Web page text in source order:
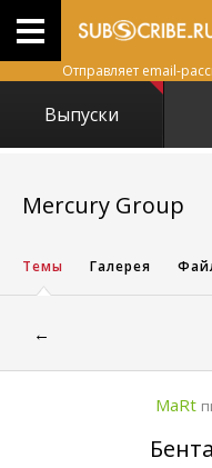
Отправляет email-
Выпуски
Mercury Group
Темы Галерея
←
MaRt